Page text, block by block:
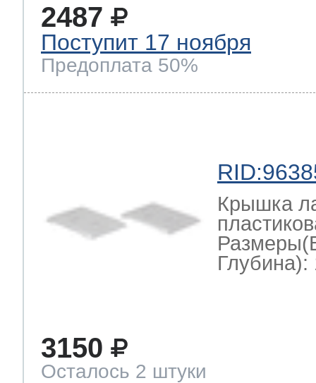
2487
Поступит 17 ноября
Предоплата 50%
Крышка
Глубина):
3150
Осталось 2 штуки